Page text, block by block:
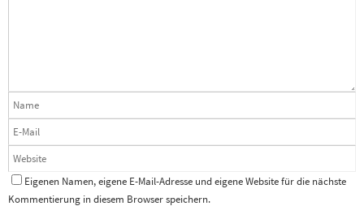
Eigenen Namen, eigene E-Mail-Adresse und eigene Website für die nächste
Kommentierung in diesem Browser speichern.